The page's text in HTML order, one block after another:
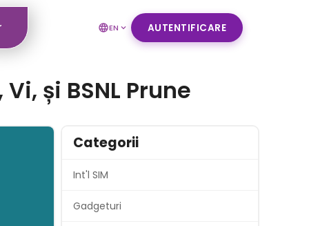
EN AUTENTIFICARE
și BSNL Prune
Categorii
Int'l SIM
Gadgeturi